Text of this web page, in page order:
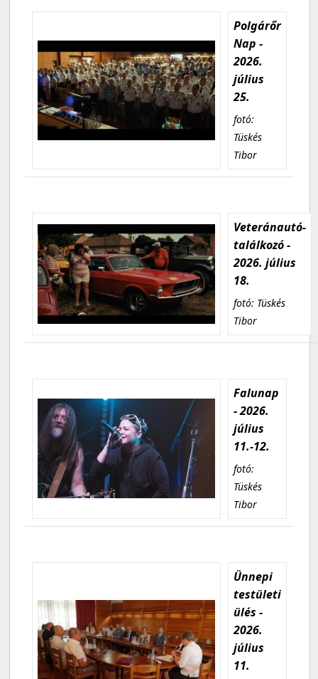
Polgárőr
Nap -
2026.
július
25.
fotó:
Tüskés
Tibor
Veteránautó-
találkozó -
2026. július
18.
fotó: Tüskés
Tibor
Falunap
- 2026.
július
11.-12.
fotó:
Tüskés
Tibor
Ünnepi
testületi
ülés -
2026.
július
11.